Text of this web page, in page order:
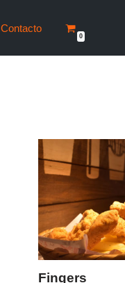
Contacto
0
Fingers